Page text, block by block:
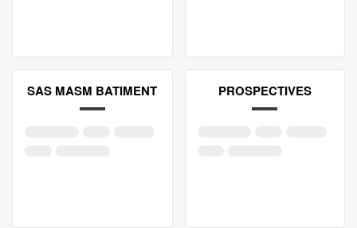
SAS MASM BATIMENT PROSPECTIVES